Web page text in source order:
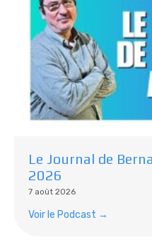
Le Journal de
2026
7 août 2026
Voir le Podcast →